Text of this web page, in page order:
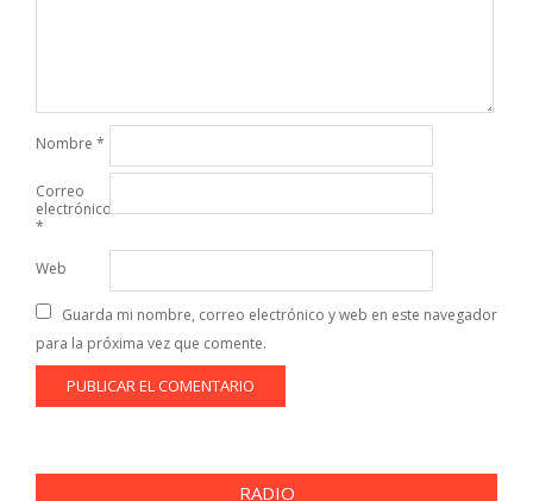
Nombre *
Correo
electrónico
*
Web
Guarda mi nombre, correo electrónico y web en este navegador
para la próxima vez que comente.
RADIO